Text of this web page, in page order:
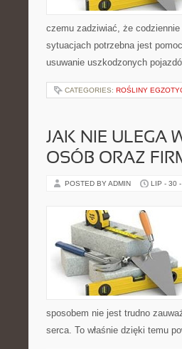
czemu zadziwiać, że
sytuacjach potrzebna jest
usuwanie uszkodzonych
CATEGORIES: ROŚLINY
JAK NIE ULEGA
OSÓB ORAZ
POSTED BY ADMIN LIP - 30
sposobem nie jest trudno
serca. To właśnie dzięki temu